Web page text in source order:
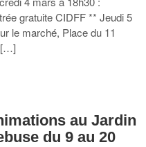
gratuite CIDFF ** Jeudi 5
le marché, Place du 11
[…]
au Jardin
du 9 au 20